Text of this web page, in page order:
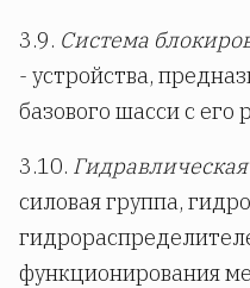
3.9. Система
- устройства,
базового шасси с его
3.10.
силовая группа,
функционирования